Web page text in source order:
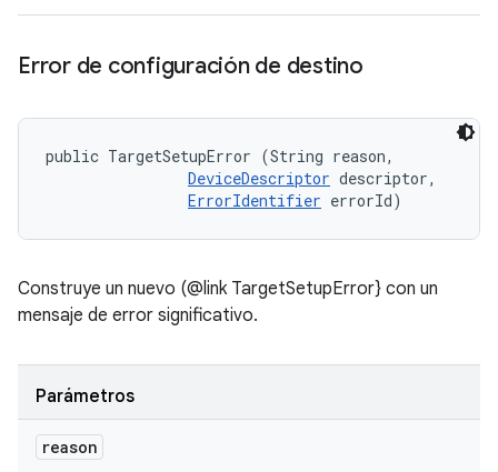
Error de configuración de destino
public TargetSetupError (String reason,
DeviceDescriptor descriptor,
ErrorIdentifier errorId)
Construye un nuevo (@link TargetSetupError} con un
mensaje de error significativo.
Parámetros
reason